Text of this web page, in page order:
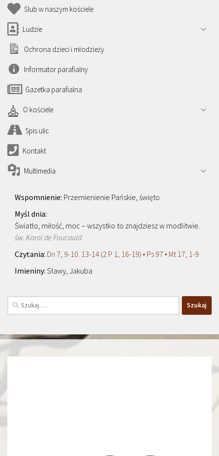
Ślub w naszym kościele
Ludzie
Ochrona dzieci i młodzieży
Informator parafialny
Gazetka parafialna
O kościele
Spis ulic
Kontakt
Multimedia
Przemienienie Pańskie, święto
Światło, miłość, moc – wszystko to znajdziesz w modlitwie.
św. Karol de Foucauld
Dn 7, 9-10. 13-14 (2 P 1, 16-19) • Ps 97 • Mt 17, 1-9
Sławy, Jakuba
Szukaj: